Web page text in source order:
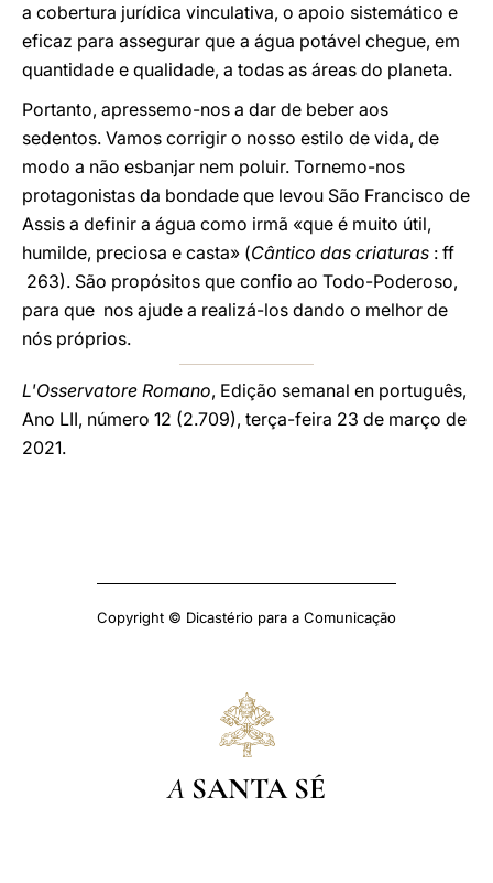
a cobertura jurídica vinculativa, o apoio sistemático e
eficaz para assegurar que a água potável chegue, em
quantidade e qualidade, a todas as áreas do planeta.
Portanto, apressemo-nos a dar de beber aos
sedentos. Vamos corrigir o nosso estilo de vida, de
modo a não esbanjar nem poluir. Tornemo-nos
protagonistas da bondade que levou São Francisco de
Assis a definir a água como irmã «que é muito útil,
humilde, preciosa e casta» (Cântico das criaturas : ff
263). São propósitos que confio ao Todo-Poderoso,
para que nos ajude a realizá-los dando o melhor de
nós próprios.
L'Osservatore Romano, Edição semanal en português,
Ano LII, número 12 (2.709), terça-feira 23 de março de
2021.
Copyright © Dicastério para a Comunicação
A SANTA SÉ